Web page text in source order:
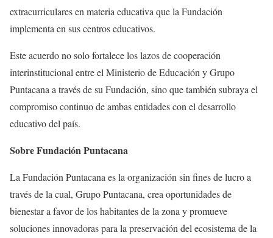
extracurriculares en materia educativa que la Fundación
implementa en sus centros educativos.
Este acuerdo no solo fortalece los lazos de cooperación
interinstitucional entre el Ministerio de Educación y Grupo
Puntacana a través de su Fundación, sino que también subraya el
compromiso continuo de ambas entidades con el desarrollo
educativo del país.
Sobre Fundación Puntacana
La Fundación Puntacana es la organización sin fines de lucro a
través de la cual, Grupo Puntacana, crea oportunidades de
bienestar a favor de los habitantes de la zona y promueve
soluciones innovadoras para la preservación del ecosistema de la